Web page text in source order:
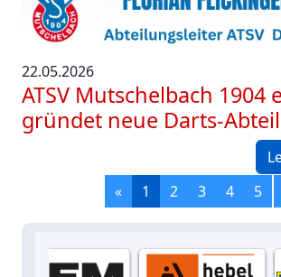
22.05.2026
ATSV Mutschelbach 1904
gründet neue Darts-
«
1 2 3 4 5